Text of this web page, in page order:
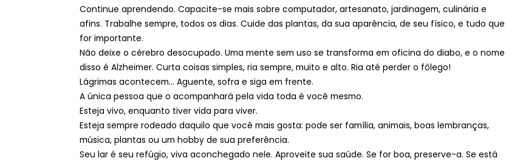
Continue aprendendo. Capacite-se mais sobre computador, artesanato, jardinagem, culinária e
afins. Trabalhe sempre, todos os dias. Cuide das plantas, da sua aparência, de seu físico, e tudo que
for importante.
Não deixe o cérebro desocupado. Uma mente sem uso se transforma em oficina do diabo, e o nome
disso é Alzheimer. Curta coisas simples, ria sempre, muito e alto. Ria até perder o fôlego!
Lágrimas acontecem... Aguente, sofra e siga em frente.
A única pessoa que o acompanhará pela vida toda é você mesmo.
Esteja vivo, enquanto tiver vida para viver.
Esteja sempre rodeado daquilo que você mais gosta: pode ser família, animais, boas lembranças,
música, plantas ou um hobby de sua preferência.
Seu lar é seu refúgio, viva aconchegado nele. Aproveite sua saúde. Se for boa, preserve-a. Se está